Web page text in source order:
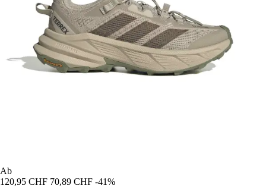
Ab
120,95 CHF 70,89 CHF -41%